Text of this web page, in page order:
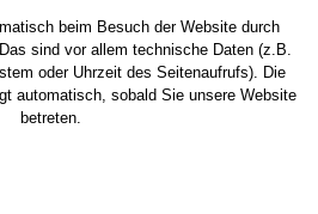
beim Besuch der Website durch
sind vor allem technische Daten (z.B.
oder Uhrzeit des Seitenaufrufs). Die
automatisch, sobald Sie unsere Website
betreten.